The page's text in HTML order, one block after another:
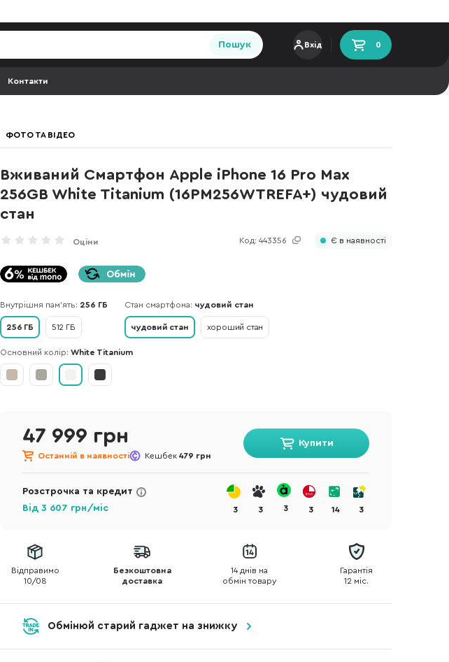
Пошук Вхід 0
Контакти
ФОТО ТА ВІДЕО
Вживаний Смартфон Apple iPhone 16 Pro Max
256GB White Titanium (16PM256WTREFA+) чудовий
стан
Код: 443356
Оціни Є в наявності
Внутрішня пам'ять: 256 ГБ
256 ГБ 512 ГБ
Стан смартфона: чудовий стан
чудовий стан хороший стан
Основний колір: White Titanium
47 999 грн
Останній в наявності Кешбек 479 грн
Купити
Розстрочка та кредит
Від 3 607 грн/міс 3 3 3 3 14 3
Відправимо
10/08
Безкоштовна
доставка
14 днів на
обмін товару
Гарантія
12 міс.
Обмінюй старий гаджет на знижку